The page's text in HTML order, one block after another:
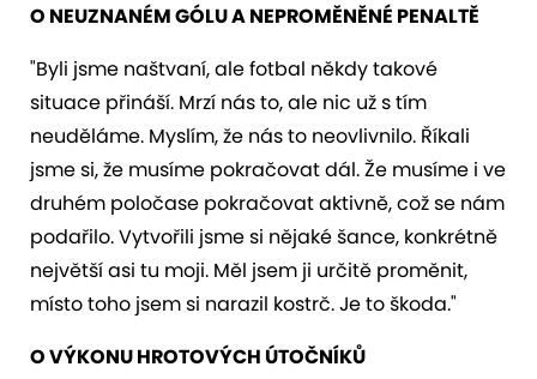
O NEUZNANÉM GÓLU A NEPROMĚNĚNÉ PENALTĚ
"Byli jsme naštvaní, ale fotbal někdy takové
situace přináší. Mrzí nás to, ale nic už s tím
neuděláme. Myslím, že nás to neovlivnilo. Říkali
jsme si, že musíme pokračovat dál. Že musíme i ve
druhém poločase pokračovat aktivně, což se nám
podařilo. Vytvořili jsme si nějaké šance, konkrétně
největší asi tu moji. Měl jsem ji určitě proměnit,
místo toho jsem si narazil kostrč. Je to škoda."
O VÝKONU HROTOVÝCH ÚTOČNÍKŮ